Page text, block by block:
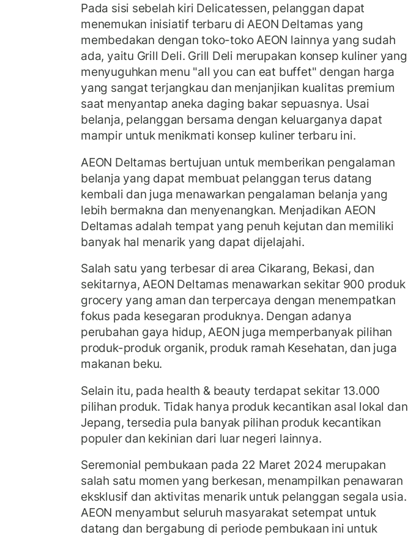
Pada sisi sebelah kiri Delicatessen, pelanggan dapat
menemukan inisiatif terbaru di AEON Deltamas yang
membedakan dengan toko-toko AEON lainnya yang sudah
ada, yaitu Grill Deli. Grill Deli merupakan konsep kuliner yang
menyuguhkan menu "all you can eat buffet" dengan harga
yang sangat terjangkau dan menjanjikan kualitas premium
saat menyantap aneka daging bakar sepuasnya. Usai
belanja, pelanggan bersama dengan keluarganya dapat
mampir untuk menikmati konsep kuliner terbaru ini.
AEON Deltamas bertujuan untuk memberikan pengalaman
belanja yang dapat membuat pelanggan terus datang
kembali dan juga menawarkan pengalaman belanja yang
lebih bermakna dan menyenangkan. Menjadikan AEON
Deltamas adalah tempat yang penuh kejutan dan memiliki
banyak hal menarik yang dapat dijelajahi.
Salah satu yang terbesar di area Cikarang, Bekasi, dan
sekitarnya, AEON Deltamas menawarkan sekitar 900 produk
grocery yang aman dan terpercaya dengan menempatkan
fokus pada kesegaran produknya. Dengan adanya
perubahan gaya hidup, AEON juga memperbanyak pilihan
produk-produk organik, produk ramah Kesehatan, dan juga
makanan beku.
Selain itu, pada health & beauty terdapat sekitar 13.000
pilihan produk. Tidak hanya produk kecantikan asal lokal dan
Jepang, tersedia pula banyak pilihan produk kecantikan
populer dan kekinian dari luar negeri lainnya.
Seremonial pembukaan pada 22 Maret 2024 merupakan
salah satu momen yang berkesan, menampilkan penawaran
eksklusif dan aktivitas menarik untuk pelanggan segala usia.
AEON menyambut seluruh masyarakat setempat untuk
datang dan bergabung di periode pembukaan ini untuk